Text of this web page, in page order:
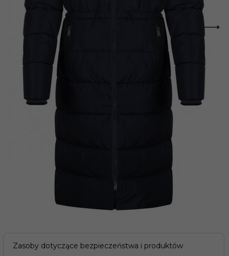
Zasoby dotyczące bezpieczeństwa i produktów